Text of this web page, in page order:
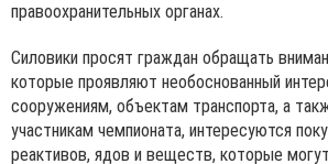
правоохранительных органах.
Силовики просят граждан обращать
которые проявляют необоснованный
сооружениям, объектам транспорта, а
участникам чемпионата, интересуются
реактивов, ядов и веществ, которые